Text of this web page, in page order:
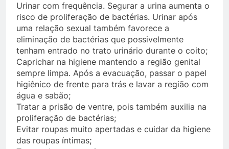
Urinar com frequência. Segurar a urina aumenta o
risco de proliferação de bactérias. Urinar após
uma relação sexual também favorece a
eliminação de bactérias que possivelmente
tenham entrado no trato urinário durante o coito;
Caprichar na higiene mantendo a região genital
sempre limpa. Após a evacuação, passar o papel
higiênico de frente para trás e lavar a região com
água e sabão;
Tratar a prisão de ventre, pois também auxilia na
proliferação de bactérias;
Evitar roupas muito apertadas e cuidar da higiene
das roupas íntimas;